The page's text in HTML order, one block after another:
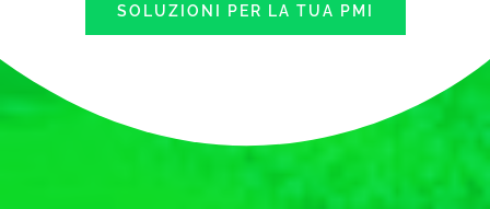
SOLUZIONI PER LA TUA PMI